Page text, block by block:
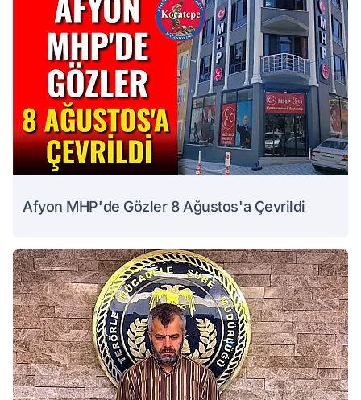
Afyon MHP'de Gözler 8 Ağustos'a Çevrildi